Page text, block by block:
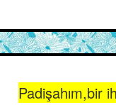
Padişahım,bir